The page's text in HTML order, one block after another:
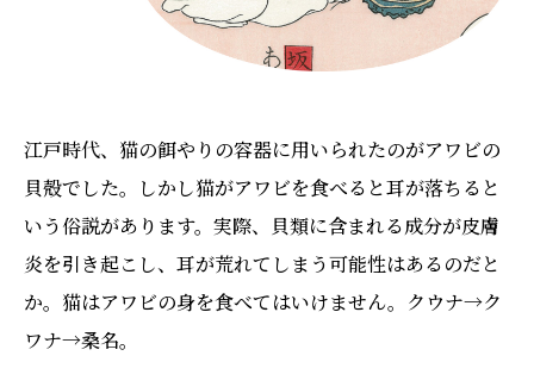
江戸時代、猫の餌やりの容器に用いられたのがアワビの
貝殻でした。しかし猫がアワビを食べると耳が落ちると
いう俗説があります。実際、貝類に含まれる成分が皮膚
炎を引き起こし、耳が荒れてしまう可能性はあるのだと
か。猫はアワビの身を食べてはいけません。クウナ→ク
ワナ→桑名。